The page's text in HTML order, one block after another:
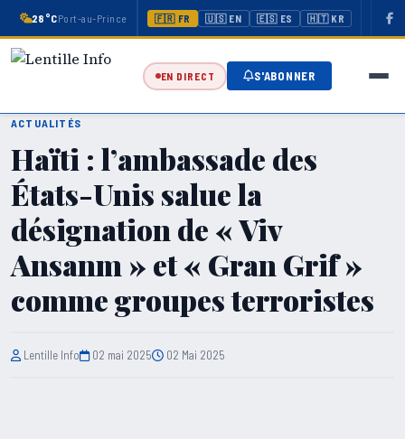
28°CPort-au-Prince 🇫🇷 FR 🇺🇸 EN 🇪🇸 ES 🇭🇹 KR
EN DIRECT S'ABONNER
ACTUALITÉS
Haïti : l’ambassade des
États-Unis salue la
désignation de « Viv
Ansanm » et « Gran Grif »
comme groupes terroristes
Lentille Info 02 mai 2025 02 Mai 2025